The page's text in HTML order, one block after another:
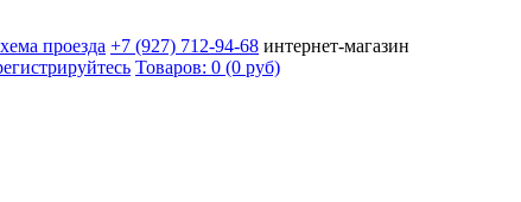
проезда +7 (927) 712-94-68 интернет-магазин
Товаров: 0 (0 руб)